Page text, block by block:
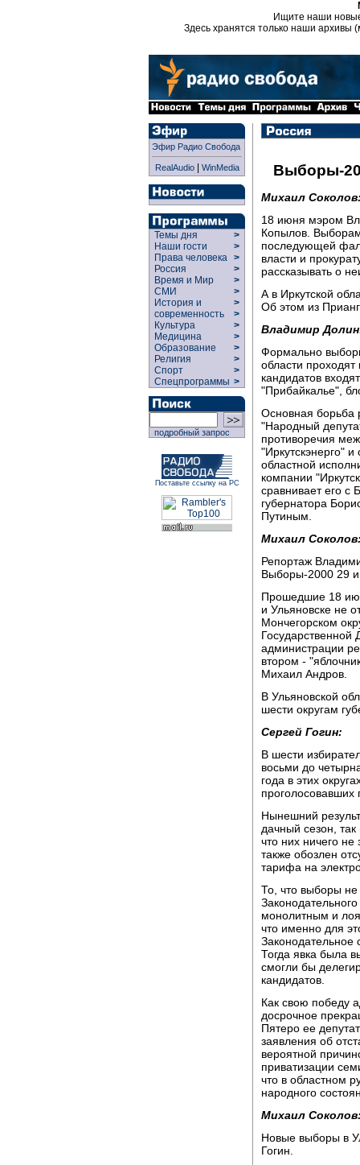
Ищите наши
Здесь хранятся только наши архивы
Эфир Радио Свобода
RealAudio| WinMedia
Темы дня
>
Наши гости
>
Права человека >
Россия
>
Время и Мир
>
СМИ
>
История и
современность
>
>
Культура
>
Медицина
>
Образование
>
Религия
>
Спорт
>
Спецпрограммы >
подробный запрос
Поставьте ссылку на РС
Выборы-
Михаил
18 июня мэром
Копылов.
последующей
власти и
рассказывать о
А в Иркутской
Об этом из
Владимир
Формально
области
кандидатов
"Прибайкалье",
Основная борьба
"Народный
противоречия
"Иркутскэнерго"
областной
компании
сравнивает его с
губернатора
Путиным.
Михаил
Репортаж
Выборы-2000 29
Прошедшие 18
и Ульяновске не
Мончегорском
администрации
втором -
Михаил Андров.
В Ульяновской
шести округам
Сергей Гогин:
В шести
восьми до
года в этих
проголосовавших
Нынешний
дачный сезон,
что них ничего не
также обозлен
тарифа на
То, что выборы не
монолитным и
что именно для
Законодательное
Тогда явка была
смогли бы
кандидатов.
Как свою победу
досрочное
Пятеро ее
заявления об
вероятной
приватизации
что в областном
народного
Михаил
Новые выборы в
Гогин.